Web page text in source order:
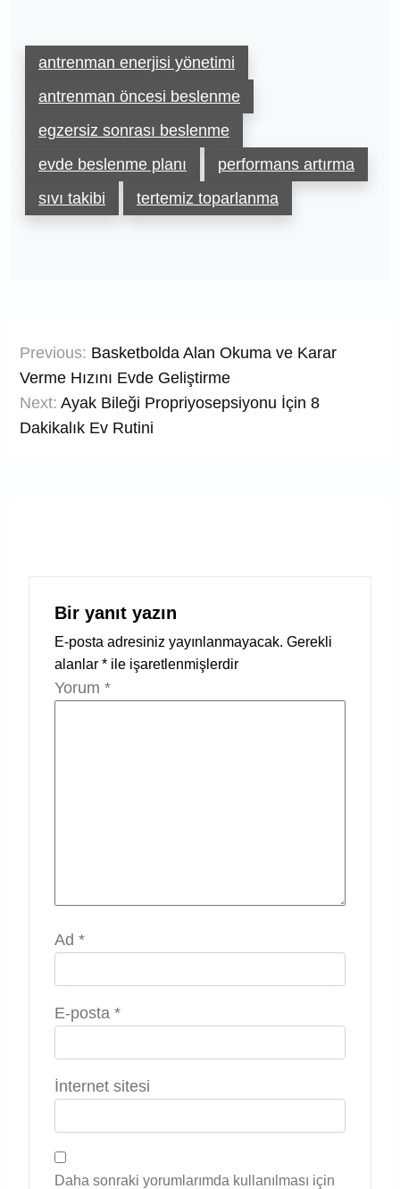
antrenman enerjisi yönetimi
antrenman öncesi beslenme
egzersiz sonrası beslenme
evde beslenme planı
performans artırma
sıvı takibi
tertemiz toparlanma
gezinmesi
Previous: Basketbolda Alan Okuma ve Karar
Verme Hızını Evde Geliştirme
Next: Ayak Bileği Propriyosepsiyonu İçin 8
Dakikalık Ev Rutini
Bir yanıt yazın
E-posta adresiniz yayınlanmayacak. Gerekli
alanlar * ile işaretlenmişlerdir
Yorum *
Ad *
E-posta *
İnternet sitesi
Daha sonraki yorumlarımda kullanılması için